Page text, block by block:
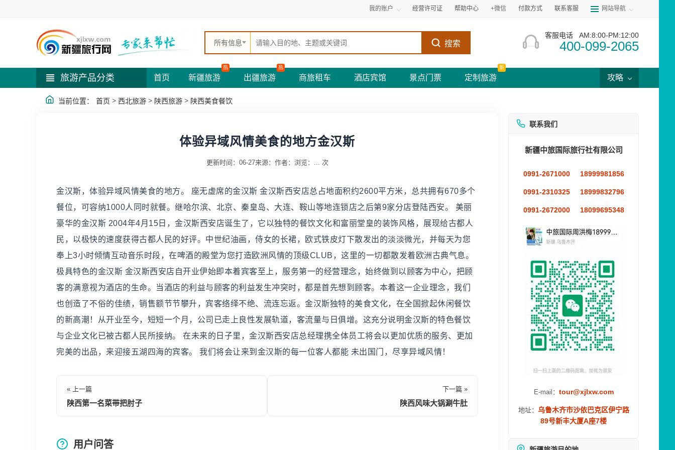
我的账户 经营许可证 帮助中心 +微信 付款方式 联系客服 网站导航
所有信息 搜索
客服电话 AM:8:00-PM:12:00
400-099-2065
旅游产品分类 首页 新疆旅游
热
出疆旅游
热
商旅租车 酒店宾馆 景点门票 定制旅游
新
攻略
当前位置： 首页 > 西北旅游 > 陕西旅游 > 陕西美食餐饮
体验异域风情美食的地方金汉斯
更新时间：06-27来源： 作者： 浏览： ... 次
金汉斯，体验异域风情美食的地方。 座无虚席的金汉斯 金汉斯西安店总占地面积约2600平方米，总共拥有670多个
餐位，可容纳1000人同时就餐。继哈尔滨、北京、秦皇岛、大连、鞍山等地连锁店之后第9家分店登陆西安。 美丽
豪华的金汉斯 2004年4月15日，金汉斯西安店诞生了，它以独特的餐饮文化和富丽堂皇的装饰风格，展现给古都人
民，以极快的速度获得古都人民的好评。中世纪油画，侍女的长裙，欧式铁皮灯下散发出的淡淡微光，并每天为您
奉上3小时倾情互动音乐时段，在啤酒的殿堂为您打造欧洲风情的顶级CLUB，这里的一切都散发着欧洲古典气息。
极具特色的金汉斯 金汉斯西安店自开业伊始即本着宾客至上，服务第一的经营理念，始终做到以顾客为中心，把顾
客的满意视为酒店的生命。当酒店的利益与顾客的利益发生冲突时，都是首先想到顾客。本着这一企业理念，我们
也创造了不俗的佳绩，销售额节节攀升，宾客络绎不绝、流连忘返。金汉斯独特的美食文化，在全国掀起休闲餐饮
的新高潮！从开业至今，短短一个月，公司已走上良性发展轨道，客流量与日俱增。这充分说明金汉斯的特色餐饮
与企业文化已被古都人民所接纳。 在未来的日子里，金汉斯西安店总经理携全体员工将会以更加优质的服务、更加
完美的出品，来迎接五湖四海的宾客。 我们将会让来到金汉斯的每一位客人都能 未出国门，尽享异域风情！
« 上一篇
陕西第一名菜带把肘子
下一篇 »
陕西风味大锅涮牛肚
用户问答
联系我们
新疆中旅国际旅行社有限公司
0991-2671000 18999981856
0991-2310325 18999832796
0991-2672000 18099695348
E-mail： tour@xjlxw.com
地址： 乌鲁木齐市沙依巴克区伊宁路
89号新丰大厦A座7楼